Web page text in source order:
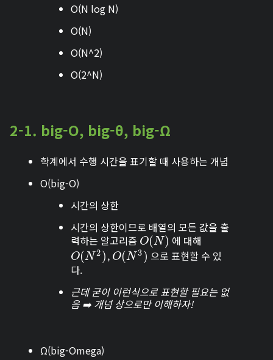
O(N log N)
O(N)
O(N^2)
O(2^N)
2-1. big-O, big-θ, big-Ω
학계에서 수행 시간을 표기할 때 사용하는 개념
O(big-O)
시간의 상한
시간의 상한이므로 배열의 모든 값을 출
력하는 알고리즘 O(N)
O(N) 에 대해
O(N 2)
O(N2) , O(N 3)
O(N3)
으로 표현할 수 있
다.
근데 굳이 이런식으로 표현할 필요는 없
음 ➡️ 개념 상으로만 이해하자!
Ω(big-Omega)